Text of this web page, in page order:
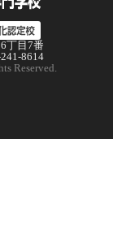
丁目7番
8614
Reserved.